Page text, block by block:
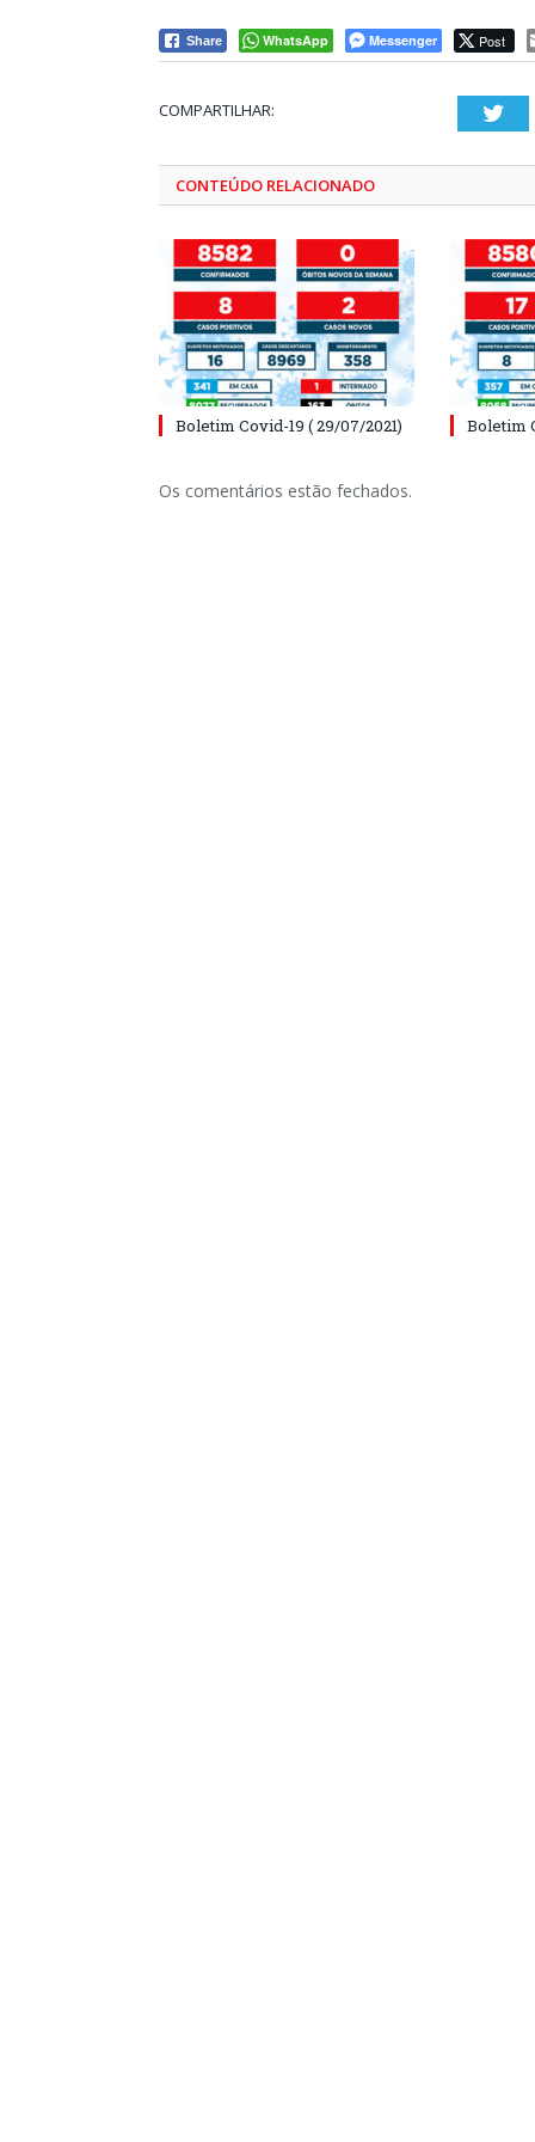
Share WhatsApp Messenger Post
COMPARTILHAR:
CONTEÚDO RELACIONADO
Boletim Covid-19 ( 29/07/2021) Boletim
Os comentários estão fechados.